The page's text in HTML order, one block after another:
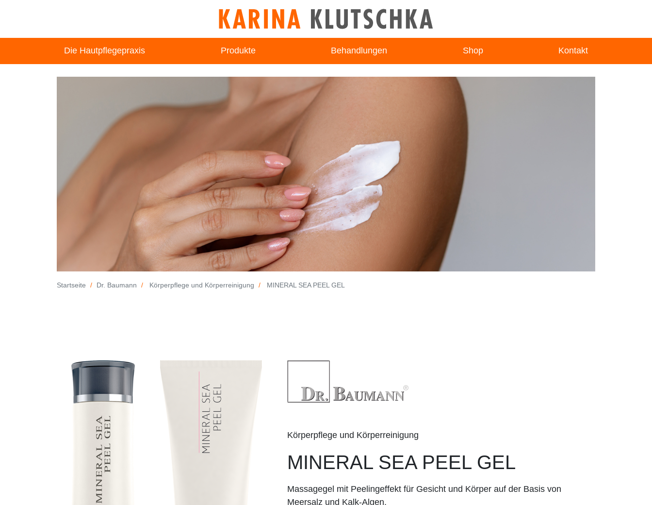
Die Hautpflegepraxis Produkte Behandlungen Shop Kontakt
Startseite Dr. Baumann Körperpflege und Körperreinigung MINERAL SEA PEEL GEL
Körperpflege und Körperreinigung
MINERAL SEA PEEL GEL
Massagegel mit Peelingeffekt für Gesicht und Körper auf der Basis von
Meersalz und Kalk-Algen.